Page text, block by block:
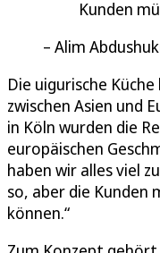
Kunden
Alim
Die uigurische
zwischen Asien und
in Köln wurden die
europäischen
haben wir alles viel
so, aber die Kunden
können.“